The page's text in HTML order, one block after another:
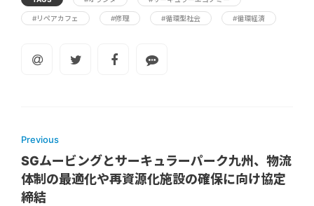
#リペアカフェ #修理 #循環型社会 #循環経済
Previous
SGムービングとサーキュラーパーク九州、物流
体制の最適化や再資源化施設の確保に向け協定
締結